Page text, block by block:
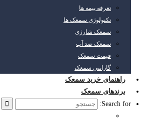
تعرفه بیمه ها
تکنولوژی سمعک ها
سمعک شارژی
سمعک ضد آب
قیمت سمعک
گارانتی سمعک
راهنمای خرید سمعک
برندهای سمعک
Search for: